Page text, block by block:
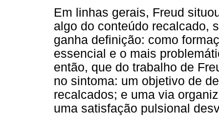
Em linhas gerais, Freud
algo do conteúdo recalcado,
ganha definição: como
essencial e o mais
então, que do trabalho de
no sintoma: um objetivo de
recalcados; e uma via
uma satisfação pulsional